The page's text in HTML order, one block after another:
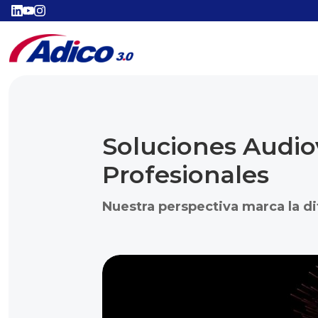
Soluciones
Profesionales
Nuestra perspectiva marca la